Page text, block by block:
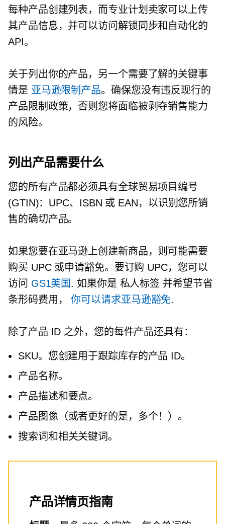
每种产品创建列表，而专业计划卖家可以上传
其产品信息，并可以访问解锁同步和自动化的
API。
关于列出你的产品，另一个需要了解的关键事
情是 亚马逊限制产品。确保您没有违反现行的
产品限制政策，否则您将面临被剥夺销售能力
的风险。
列出产品需要什么
您的所有产品都必须具有全球贸易项目编号
(GTIN)：UPC、ISBN 或 EAN，以识别您所销
售的确切产品。
如果您要在亚马逊上创建新商品，则可能需要
购买 UPC 或申请豁免。要订购 UPC，您可以
访问 GS1美国 . 如果你是 私人标签 并希望节省
条形码费用，你可以请求亚马逊豁免.
除了产品 ID 之外，您的每件产品还具有：
SKU。您创建用于跟踪库存的产品 ID。
产品名称。
产品描述和要点。
产品图像（或者更好的是，多个！）。
搜索词和相关关键词。
产品详情页指南